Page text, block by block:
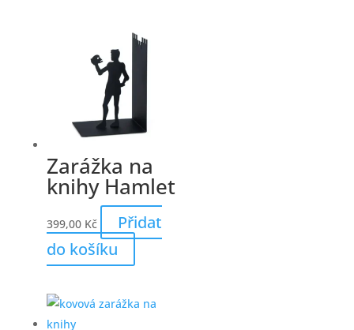
Zarážka na
knihy Hamlet
399,00 Kč
Přidat
do košíku